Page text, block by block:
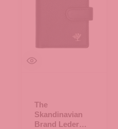
The
Skandinavian
Brand Leder